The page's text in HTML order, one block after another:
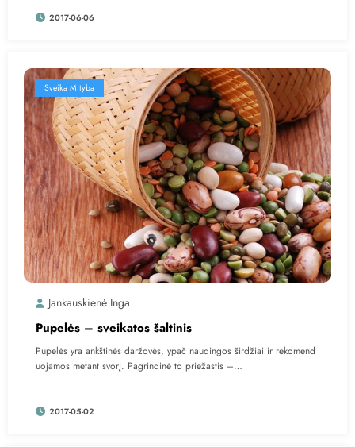
2017-06-06
Sveika Mityba
Jankauskienė Inga
Pupelės – sveikatos šaltinis
Pupelės yra ankštinės daržovės, ypač naudingos širdžiai ir rekomend
uojamos metant svorį. Pagrindinė to priežastis –…
2017-05-02